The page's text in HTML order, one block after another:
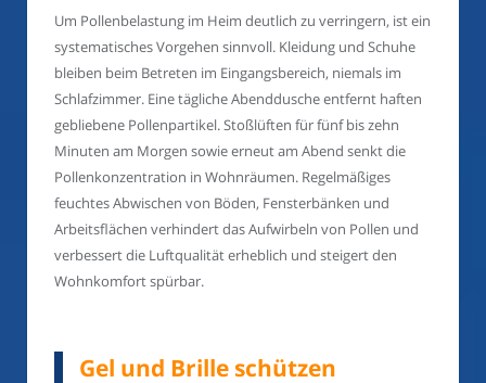
Um Pollenbelastung im Heim deutlich zu verringern, ist ein
systematisches Vorgehen sinnvoll. Kleidung und Schuhe
bleiben beim Betreten im Eingangsbereich, niemals im
Schlafzimmer. Eine tägliche Abenddusche entfernt haften
gebliebene Pollenpartikel. Stoßlüften für fünf bis zehn
Minuten am Morgen sowie erneut am Abend senkt die
Pollenkonzentration in Wohnräumen. Regelmäßiges
feuchtes Abwischen von Böden, Fensterbänken und
Arbeitsflächen verhindert das Aufwirbeln von Pollen und
verbessert die Luftqualität erheblich und steigert den
Wohnkomfort spürbar.
Gel und Brille schützen